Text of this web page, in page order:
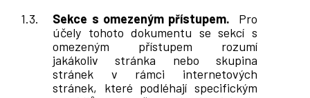
Sekce s omezeným přístupem.
Pro
účely tohoto dokumentu se sekcí s
omezeným přístupem rozumí
jakákoliv stránka nebo skupina
stránek v rámci internetových
stránek, které podléhají specifickým